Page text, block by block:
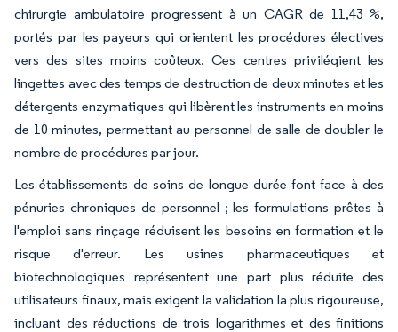
chirurgie ambulatoire progressent à un CAGR de 11,43 %,
portés par les payeurs qui orientent les procédures électives
vers des sites moins coûteux. Ces centres privilégient les
lingettes avec des temps de destruction de deux minutes et les
détergents enzymatiques qui libèrent les instruments en moins
de 10 minutes, permettant au personnel de salle de doubler le
nombre de procédures par jour.
Les établissements de soins de longue durée font face à des
pénuries chroniques de personnel ; les formulations prêtes à
l'emploi sans rinçage réduisent les besoins en formation et le
risque d'erreur. Les usines pharmaceutiques et
biotechnologiques représentent une part plus réduite des
utilisateurs finaux, mais exigent la validation la plus rigoureuse,
incluant des réductions de trois logarithmes et des finitions